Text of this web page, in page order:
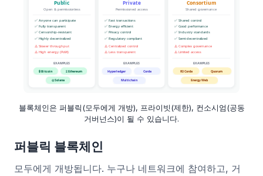
블록체인은 퍼블릭(모두에게 개방), 프라이빗(제한), 컨소시엄(공동
거버넌스)이 될 수 있습니다.
퍼블릭 블록체인
모두에게 개방됩니다. 누구나 네트워크에 참여하고, 거